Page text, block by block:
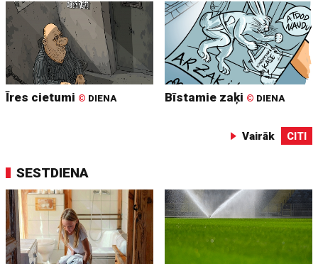
Īres cietumi © DIENA Bīstamie zaķi © DIENA
Vairāk CITI
SESTDIENA